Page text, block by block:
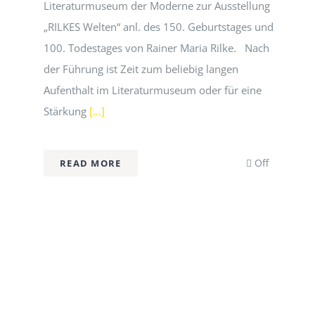
Literaturmuseum der Moderne zur Ausstellung
„RILKES Welten“ anl. des 150. Geburtstages und
100. Todestages von Rainer Maria Rilke. Nach
der Führung ist Zeit zum beliebig langen
Aufenthalt im Literaturmuseum oder für eine
Stärkung[...]
READ MORE OffComments